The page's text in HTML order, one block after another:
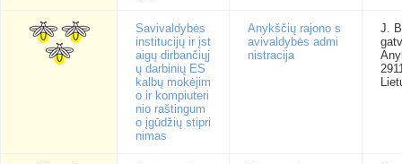
Savivaldybės
institucijų ir įst
aigų dirbančiųj
ų darbinių ES
kalbų mokėjim
o ir kompiuteri
nio raštingum
o įgūdžių stipri
nimas
Anykščių rajono s
avivaldybės admi
nistracija
J.